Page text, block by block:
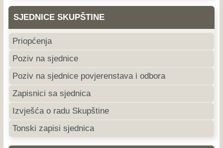
SJEDNICE SKUPŠTINE
Priopćenja
Poziv na sjednice
Poziv na sjednice povjerenstava i odbora
Zapisnici sa sjednica
Izvješća o radu Skupštine
Tonski zapisi sjednica